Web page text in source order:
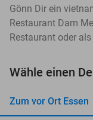
Gönn Dir ein
Restaurant Dam
Restaurant oder
Wähle einen
Zum vor Ort Essen